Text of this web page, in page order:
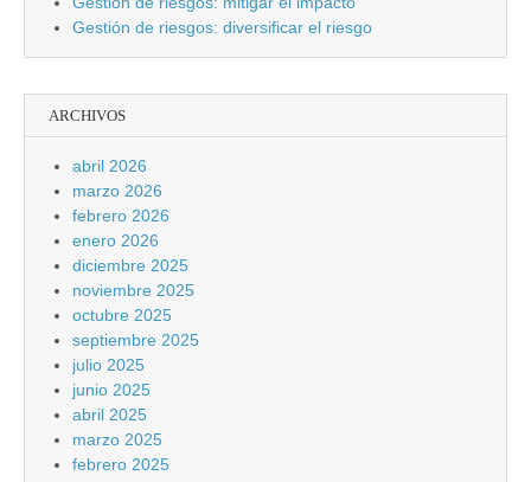
Gestión de riesgos: diversificar el riesgo
ARCHIVOS
abril 2026
marzo 2026
febrero 2026
enero 2026
diciembre 2025
noviembre 2025
octubre 2025
septiembre 2025
julio 2025
junio 2025
abril 2025
marzo 2025
febrero 2025